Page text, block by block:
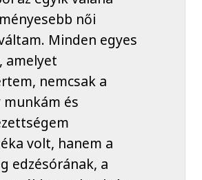
női
Minden egyes
amelyet
nemcsak a
munkám és
volt, hanem a
edzésórának, a